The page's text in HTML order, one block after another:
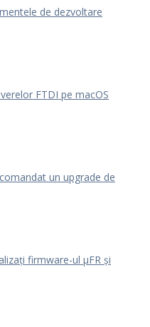
de dezvoltare
FTDI pe macOS
un upgrade de
firmware-ul μFR și